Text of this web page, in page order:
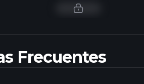
Frecuentes